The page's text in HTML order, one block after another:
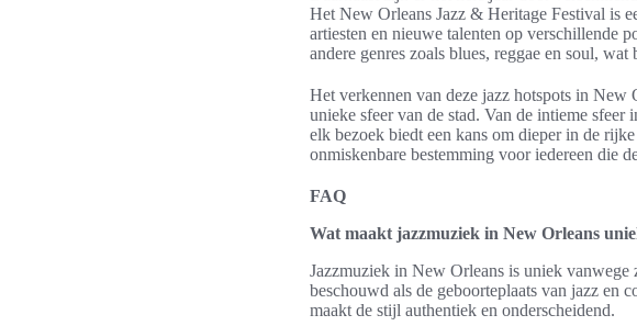
Het New Orleans Jazz & Heritage Festival is
artiesten en nieuwe talenten op verschillende
andere genres zoals blues, reggae en soul,
Het verkennen van deze jazz hotspots in New
unieke sfeer van de stad. Van de intieme
elk bezoek biedt een kans om dieper in de
onmiskenbare bestemming voor iedereen die
FAQ
Wat maakt jazzmuziek in New Orleans
Jazzmuziek in New Orleans is uniek
beschouwd als de geboorteplaats van jazz en
maakt de stijl authentiek en onderscheidend.